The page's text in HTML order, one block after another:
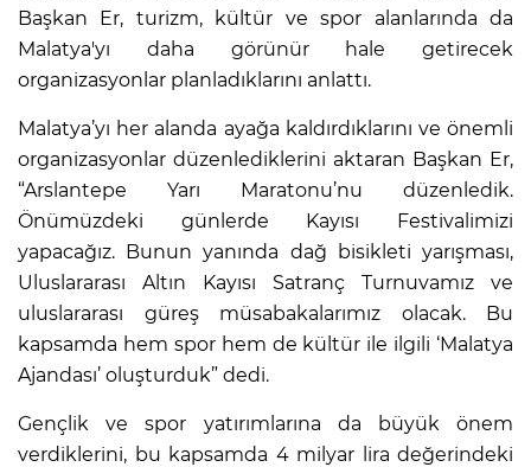
Başkan Er, turizm, kültür ve spor alanlarında da
Malatya'yı daha görünür hale getirecek
organizasyonlar planladıklarını anlattı.
Malatya’yı her alanda ayağa kaldırdıklarını ve önemli
organizasyonlar düzenlediklerini aktaran Başkan Er,
“Arslantepe Yarı Maratonu’nu düzenledik.
Önümüzdeki günlerde Kayısı Festivalimizi
yapacağız. Bunun yanında dağ bisikleti yarışması,
Uluslararası Altın Kayısı Satranç Turnuvamız ve
uluslararası güreş müsabakalarımız olacak. Bu
kapsamda hem spor hem de kültür ile ilgili ‘Malatya
Ajandası’ oluşturduk” dedi.
Gençlik ve spor yatırımlarına da büyük önem
verdiklerini, bu kapsamda 4 milyar lira değerindeki